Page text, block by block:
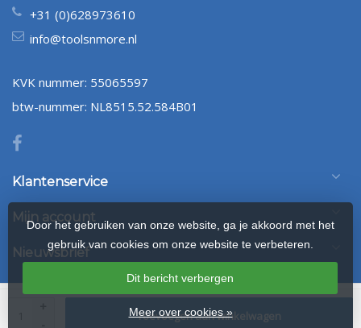
Toevoegen aan winkelwagen
+31 (0)628973610
info@toolsnmore.nl
KVK nummer: 55065597
btw-nummer: NL8515.52.584B01
Klantenservice
Mijn account
Nieuwsbrief
Door het gebruiken van onze website, ga je akkoord met het
gebruik van cookies om onze website te verbeteren.
Dit bericht verbergen
Meer over cookies »
service.nl- Design by Frontlabel